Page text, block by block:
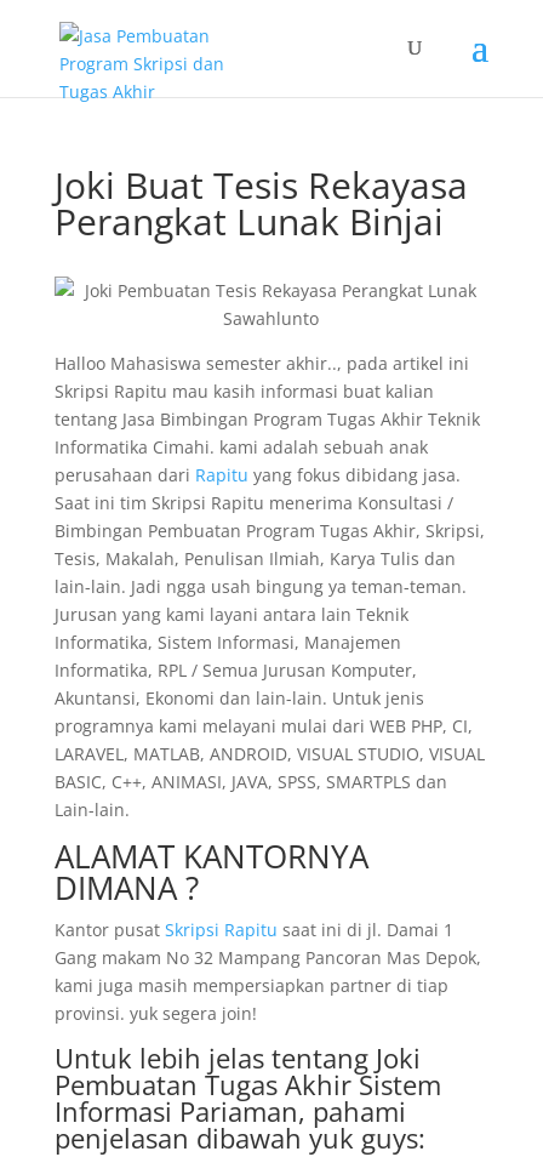
Joki Buat Tesis Rekayasa
Perangkat Lunak Binjai
Halloo Mahasiswa semester akhir.., pada artikel ini
Skripsi Rapitu mau kasih informasi buat kalian
tentang Jasa Bimbingan Program Tugas Akhir Teknik
Informatika Cimahi. kami adalah sebuah anak
perusahaan dari Rapitu yang fokus dibidang jasa.
Saat ini tim Skripsi Rapitu menerima Konsultasi /
Bimbingan Pembuatan Program Tugas Akhir, Skripsi,
Tesis, Makalah, Penulisan Ilmiah, Karya Tulis dan
lain-lain. Jadi ngga usah bingung ya teman-teman.
Jurusan yang kami layani antara lain Teknik
Informatika, Sistem Informasi, Manajemen
Informatika, RPL / Semua Jurusan Komputer,
Akuntansi, Ekonomi dan lain-lain. Untuk jenis
programnya kami melayani mulai dari WEB PHP, CI,
LARAVEL, MATLAB, ANDROID, VISUAL STUDIO, VISUAL
BASIC, C++, ANIMASI, JAVA, SPSS, SMARTPLS dan
Lain-lain.
ALAMAT KANTORNYA
DIMANA ?
Kantor pusat Skripsi Rapitu saat ini di jl. Damai 1
Gang makam No 32 Mampang Pancoran Mas Depok,
kami juga masih mempersiapkan partner di tiap
provinsi. yuk segera join!
Untuk lebih jelas tentang Joki
Pembuatan Tugas Akhir Sistem
Informasi Pariaman, pahami
penjelasan dibawah yuk guys: